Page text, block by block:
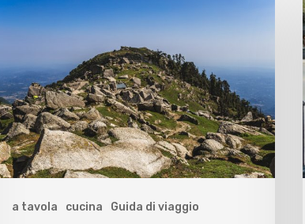
a tavola cucina Guida di viaggio